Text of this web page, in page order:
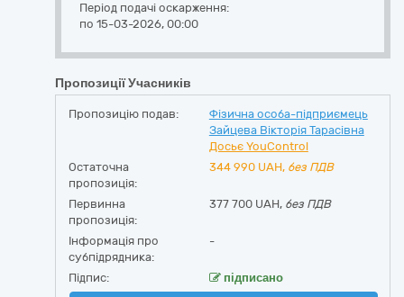
Період подачі оскарження:
по 15-03-2026, 00:00
Пропозиції Учасників
Пропозицію подав:
Фізична особа-підприємець
Зайцева Вікторія Тарасівна
Досьє YouControl
Остаточна
пропозиція:
344 990 UAH, без ПДВ
Первинна
пропозиція:
377 700 UAH, без ПДВ
Інформація про
субпідрядника:
-
Підпис: підписано